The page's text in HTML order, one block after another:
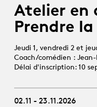
Atelier
Prendre
Jeudi 1, vendredi 2 et
Coach/comédien :
Délai d'inscription: 10
02.11 - 23.11.2026